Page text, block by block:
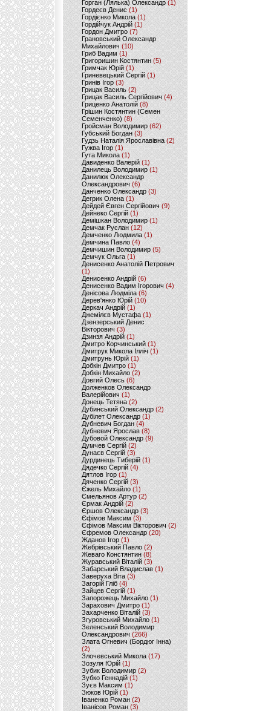
Горган (Лялька) Олександр(1)
Гордеєв Денис (1)
Гордієнко Микола (1)
Гордійчук Андрій (1)
Гордон Дмитро (7)
Грановський Олександр
Михайлович (10)
Гриб Вадим (1)
Григоришин Костянтин (5)
Гримчак Юрій(1)
Гриневецький Сергій(1)
Гринів Ігор (3)
Грицак Василь (2)
Грицак Василь Сергійович (4)
Гриценко Анатолій (8)
Грішин Костянтин (Семен
Семенченко)(8)
Гройсман Володимир(62)
Губський Богдан (3)
Гудзь Наталія Ярославівна(2)
Гужва Ігор (1)
Гута Микола (1)
Давиденко Валерій (1)
Данилець Володимир(1)
Данилюк Олександр
Олександрович (6)
Данченко Олександр (3)
Дегрик Олена(1)
Дейдей Євген Сергійович(9)
Дейнеко Сергій (1)
Демішкан Володимир(1)
Демчак Руслан (12)
Демченко Людмила (1)
Демчина Павло (4)
Демчишин Володимир (5)
Демчук Ольга(1)
Денисенко Анатолій Петрович
(1)
Денисенко Андрій (6)
Денисенко Вадим Ігорович (4)
Денісова Людміла(6)
Дерев'янко Юрій(10)
Деркач Андрій(1)
Джемілєв Мустафа (1)
Дзензерський Денис
Вікторович (3)
Дзинзя Андрій (1)
Дмитро Корчинський (1)
Дмитрук Микола Ілліч (1)
Дмитрунь Юрій (1)
Добкін Дмитро(1)
Добкін Михайло (2)
Довгий Олесь (6)
Долженков Олександр
Валерійович (1)
Донець Тетяна (2)
Дубинський Олександр(2)
Дубілет Олександр (1)
Дубневич Богдан (4)
Дубневич Ярослав (8)
Дубовой Олександр(9)
Думчев Сергій (2)
Дунаєв Сергій(3)
Дурдинець Тиберій (1)
Дядечко Сергій (4)
Дятлов Ігор (1)
Дяченко Сергій (3)
Єжель Михайло (1)
Ємельянов Артур (2)
Єрмак Андрій (2)
Єршов Олександр (3)
Єфімов Максим (3)
Єфімов Максим Вікторович (2)
Єфремов Олександр (20)
Жданов Ігор (1)
Жебрівський Павло (2)
Жеваго Констянтин (8)
Журавський Віталій (3)
Забарський Владислав (1)
Заверуха Віта (3)
Загорій Гліб (4)
Зайцев Сергій(1)
Запорожець Михайло (1)
Зарахович Дмитро (1)
Захарченко Віталій (3)
Згуровський Михайло (1)
Зеленський Володимир
Олександрович (266)
Злата Огневич (Бордюг Інна)
(2)
Злочевський Микола(17)
Зозуля Юрій (1)
Зубик Володимир (2)
Зубко Геннадій (1)
Зуєв Максим(1)
Зюков Юрій (1)
Іваненко Роман (2)
Іванісов Роман (3)